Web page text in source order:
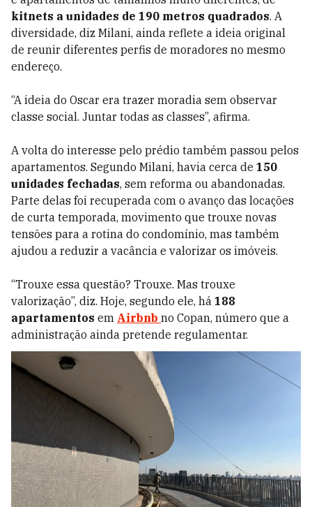
kitnets a unidades de 190 metros quadrados. A
diversidade, diz Milani, ainda reflete a ideia original
de reunir diferentes perfis de moradores no mesmo
endereço.
“A ideia do Oscar era trazer moradia sem observar
classe social. Juntar todas as classes”, afirma.
A volta do interesse pelo prédio também passou pelos
apartamentos. Segundo Milani, havia cerca de 150
unidades fechadas, sem reforma ou abandonadas.
Parte delas foi recuperada com o avanço das locações
de curta temporada, movimento que trouxe novas
tensões para a rotina do condomínio, mas também
ajudou a reduzir a vacância e valorizar os imóveis.
“Trouxe essa questão? Trouxe. Mas trouxe
valorização”, diz. Hoje, segundo ele, há 188
apartamentos em Airbnb no Copan, número que a
administração ainda pretende regulamentar.